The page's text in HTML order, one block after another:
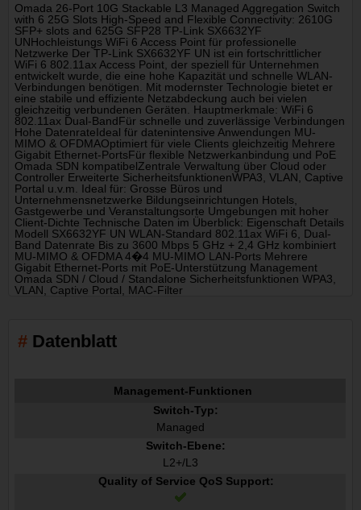
Omada 26-Port 10G Stackable L3 Managed Aggregation Switch
with 6 25G Slots High-Speed and Flexible Connectivity: 2610G
SFP+ slots and 625G SFP28 TP-Link SX6632YF
UNHochleistungs WiFi 6 Access Point für professionelle
Netzwerke Der TP-Link SX6632YF UN ist ein fortschrittlicher
WiFi 6 802.11ax Access Point, der speziell für Unternehmen
entwickelt wurde, die eine hohe Kapazität und schnelle WLAN-
Verbindungen benötigen. Mit modernster Technologie bietet er
eine stabile und effiziente Netzabdeckung auch bei vielen
gleichzeitig verbundenen Geräten. Hauptmerkmale: WiFi 6
802.11ax Dual-BandFür schnelle und zuverlässige Verbindungen
Hohe DatenrateIdeal für datenintensive Anwendungen MU-
MIMO & OFDMAOptimiert für viele Clients gleichzeitig Mehrere
Gigabit Ethernet-PortsFür flexible Netzwerkanbindung und PoE
Omada SDN kompatibelZentrale Verwaltung über Cloud oder
Controller Erweiterte SicherheitsfunktionenWPA3, VLAN, Captive
Portal u.v.m. Ideal für: Grosse Büros und
Unternehmensnetzwerke Bildungseinrichtungen Hotels,
Gastgewerbe und Veranstaltungsorte Umgebungen mit hoher
Client-Dichte Technische Daten im Überblick: Eigenschaft Details
Modell SX6632YF UN WLAN-Standard 802.11ax WiFi 6, Dual-
Band Datenrate Bis zu 3600 Mbps 5 GHz + 2,4 GHz kombiniert
MU-MIMO & OFDMA 4�4 MU-MIMO LAN-Ports Mehrere
Gigabit Ethernet-Ports mit PoE-Unterstützung Management
Omada SDN / Cloud / Standalone Sicherheitsfunktionen WPA3,
VLAN, Captive Portal, MAC-Filter
Datenblatt
Management-Funktionen
Switch-Typ:
Managed
Switch-Ebene:
L2+/L3
Quality of Service QoS Support: